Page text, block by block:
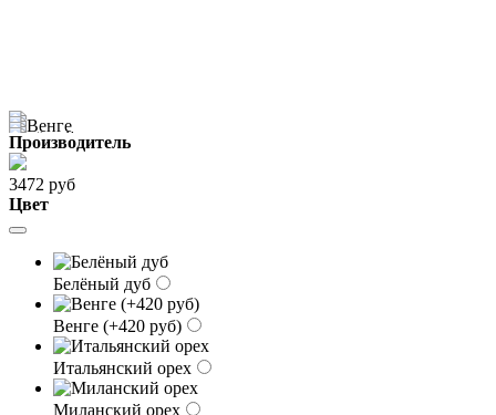
Производитель
3472 руб
Цвет
Белёный дуб
Венге (+420 руб)
Итальянский орех
Миланский орех